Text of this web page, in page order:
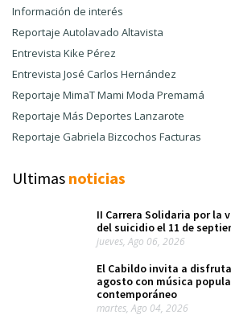
Información de interés
Reportaje Autolavado Altavista
Entrevista Kike Pérez
Entrevista José Carlos Hernández
Reportaje MimaT Mami Moda Premamá
Reportaje Más Deportes Lanzarote
Reportaje Gabriela Bizcochos Facturas
Ultimas noticias
II Carrera Solidaria por la
del suicidio el 11 de
jueves, Ago 06, 2026
El Cabildo invita a
agosto con música
contemporáneo
martes, Ago 04, 2026